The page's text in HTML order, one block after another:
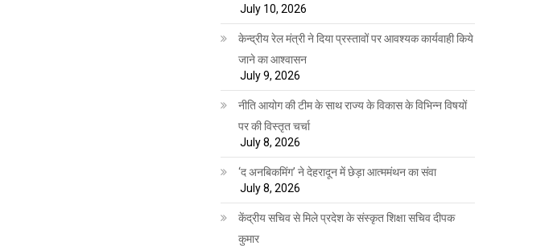
July 10, 2026
केन्द्रीय रेल मंत्री ने दिया प्रस्तावों पर आवश्यक कार्यवाही किये
जाने का आश्वासन
July 9, 2026
नीति आयोग की टीम के साथ राज्य के विकास के विभिन्न विषयों
पर की विस्तृत चर्चा
July 8, 2026
‘द अनबिकमिंग’ ने देहरादून में छेड़ा आत्ममंथन का संवा
July 8, 2026
केंद्रीय सचिव से मिले प्रदेश के संस्कृत शिक्षा सचिव दीपक
कुमार